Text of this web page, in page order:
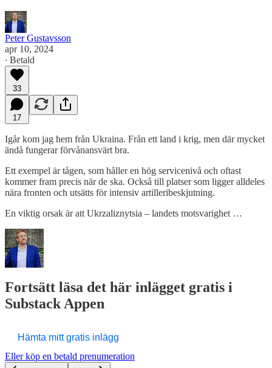
Peter Gustavsson
apr 10, 2024
∙ Betald
33
17
Igår kom jag hem från Ukraina. Från ett land i krig, men där mycket
ändå fungerar förvånansvärt bra.
Ett exempel är tågen, som håller en hög servicenivå och oftast
kommer fram precis när de ska. Också till platser som ligger alldeles
nära fronten och utsätts för intensiv artilleribeskjutning.
En viktig orsak är att Ukrzaliznytsia – landets motsvarighet …
Fortsätt läsa det här inlägget gratis i
Substack Appen
Hämta mitt gratis inlägg
Eller köp en betald prenumeration